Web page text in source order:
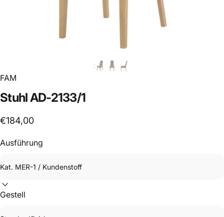
FAM
StuhlAD-2133/1
€184,00
Ausführung
Gestell